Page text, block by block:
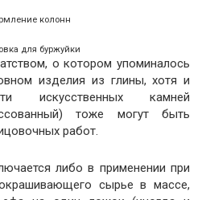
колонн
для буржуйки
о котором упоминалось
изделия из глины, хотя и
искусственных камней
тоже могут быть
работ.
либо в применении при
сырье в массе,